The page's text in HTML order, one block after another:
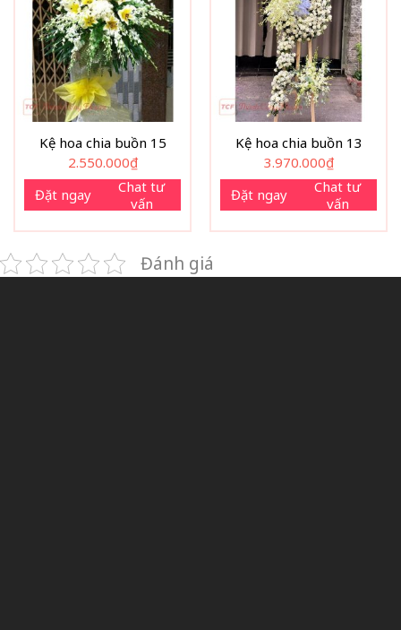
Kệ hoa chia buồn 15
2.550.000₫
Đặt ngay
Chat tư
vấn
Kệ hoa chia buồn 13
3.970.000₫
Đặt ngay
Chat tư
vấn
Đánh giá